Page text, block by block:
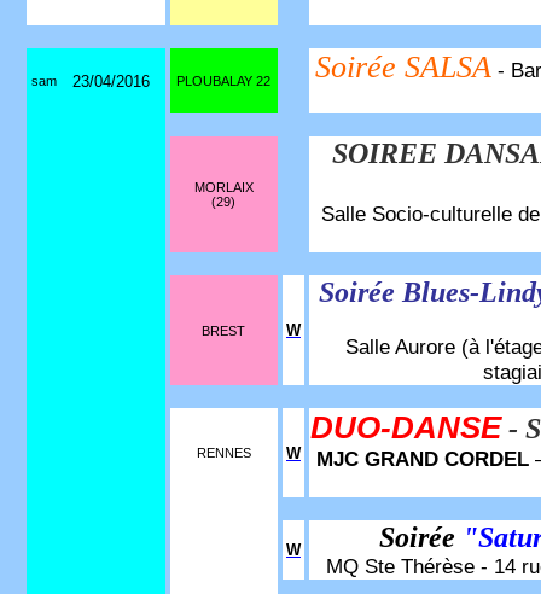
sam 23/04/2016 PLOUBALAY 22 Soirée SALSA -
MORLAIX
(29)
SOIREE
Salle Socio-culturelle
BREST W
Soirée Blues-
Salle Aurore (à
RENNES W
DUO-DANSE -
MJC GRAND CORDEL
W Soirée
MQ Ste Thérèse - 14